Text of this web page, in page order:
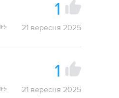
1
21 вересня 2025
1
21 вересня 2025